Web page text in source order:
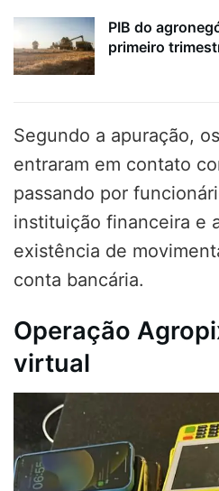
PIB do
primeiro
Segundo a apuração,
entraram em contato
passando por
instituição financeira e
existência de
conta bancária.
Operação
virtual